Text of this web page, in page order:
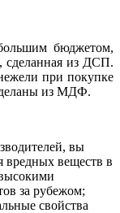
бюджетом,
сделанная из ДСП.
при покупке
из МДФ.
вы
вредных веществ в
за рубежом;
свойства